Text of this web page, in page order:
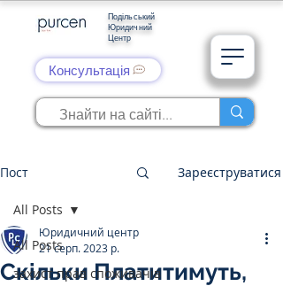
Подільський
Юридичний
Центр
Консультація
Пост Зареєструватися
All Posts
захист прав споживачів
All Posts
Скільки Платитимуть,
Юридичний центр
21 серп. 2023 р.